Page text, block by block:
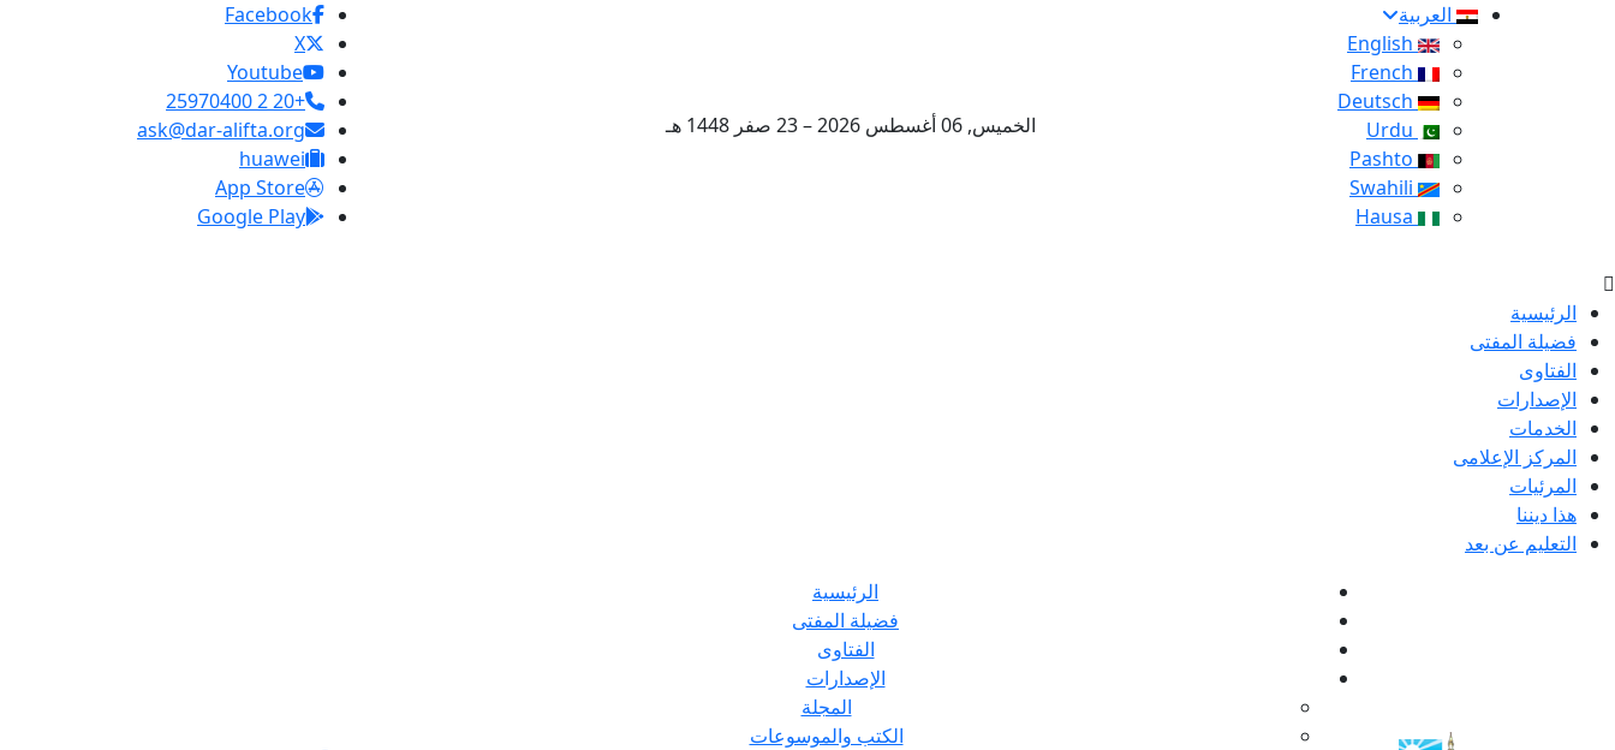
العربية
الخميس, 06 أغسطس 2026 – 23 صفر 1448 هـ
Facebook
X
Youtube
+20 2 25970400
ask@dar-alifta.org
huawei
App Store
Google Play
الرئيسية
فضيلة المفتى
الفتاوى
الإصدارات
الخدمات
المركز الإعلامى
المرئيات
هذا ديننا
التعليم عن بعد
الرئيسية
فضيلة المفتى
الفتاوى
الإصدارات
المجلة
الكتب والموسوعات